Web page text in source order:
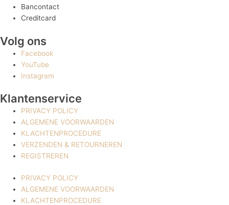
Bancontact
Creditcard
Volg ons
Facebook
YouTube
Instagram
Klantenservice
PRIVACY POLICY
ALGEMENE VOORWAARDEN
KLACHTENPROCEDURE
VERZENDEN & RETOURNEREN
REGISTREREN
PRIVACY POLICY
ALGEMENE VOORWAARDEN
KLACHTENPROCEDURE